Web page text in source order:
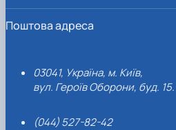
Поштова адреса
03041, Україна, м. Київ,
вул. Героїв Оборони, буд. 15.
(044) 527-82-42